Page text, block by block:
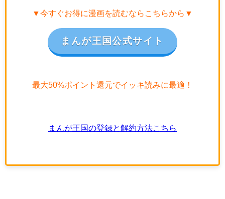
▼今すぐお得に漫画を読むならこちらから▼
まんが王国公式サイト
最大50%ポイント還元でイッキ読みに最適！
まんが王国の登録と解約方法こちら